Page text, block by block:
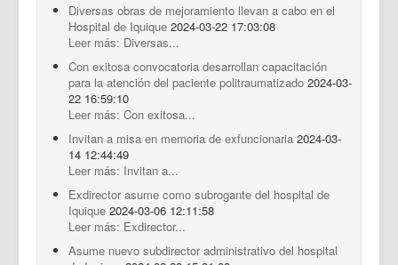
Diversas obras de mejoramiento llevan a cabo en el
Hospital de Iquique 2024-03-22 17:03:08
Leer más: Diversas...
Con exitosa convocatoria desarrollan capacitación
para la atención del paciente politraumatizado 2024-03-
22 16:59:10
Leer más: Con exitosa...
Invitan a misa en memoria de exfuncionaria 2024-03-
14 12:44:49
Leer más: Invitan a...
Exdirector asume como subrogante del hospital de
Iquique 2024-03-06 12:11:58
Leer más: Exdirector...
Asume nuevo subdirector administrativo del hospital